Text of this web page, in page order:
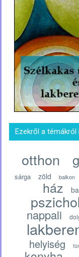
Ezekről a témákról
otthon
sárga zöld balkon
ház
nappali
helyiség